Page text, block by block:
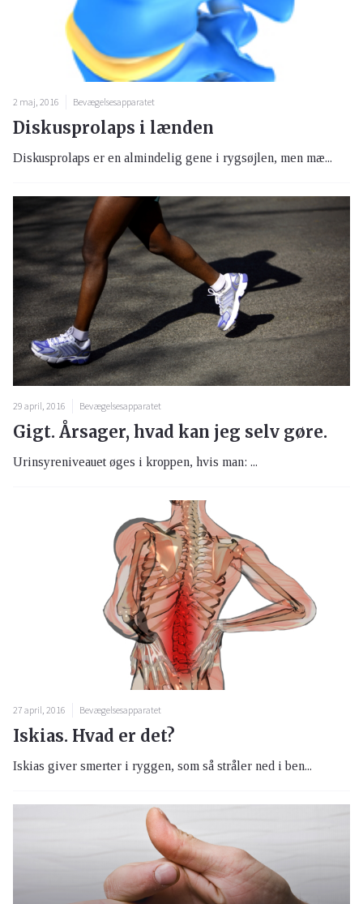
2 maj, 2016 Bevægelsesapparatet
Diskusprolaps i lænden
Diskusprolaps er en almindelig gene i rygsøjlen, men mæ...
29 april, 2016 Bevægelsesapparatet
Gigt. Årsager, hvad kan jeg selv gøre.
Urinsyreniveauet øges i kroppen, hvis man: ...
27 april, 2016 Bevægelsesapparatet
Iskias. Hvad er det?
Iskias giver smerter i ryggen, som så stråler ned i ben...